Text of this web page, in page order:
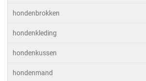
hondenbrokken
hondenkleding
hondenkussen
hondenmand